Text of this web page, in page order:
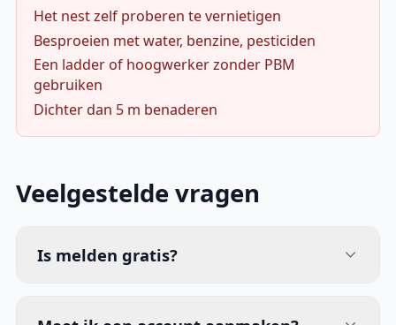
Het nest zelf proberen te vernietigen
Besproeien met water, benzine, pesticiden
Een ladder of hoogwerker zonder PBM
gebruiken
Dichter dan 5 m benaderen
Veelgestelde vragen
Is melden gratis?